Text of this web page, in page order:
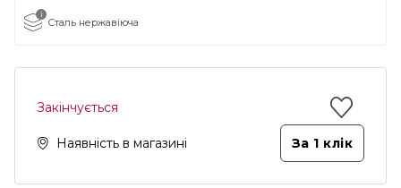
i
Сталь нержавіюча
Закінчується
Наявність в магазині За 1 клiк